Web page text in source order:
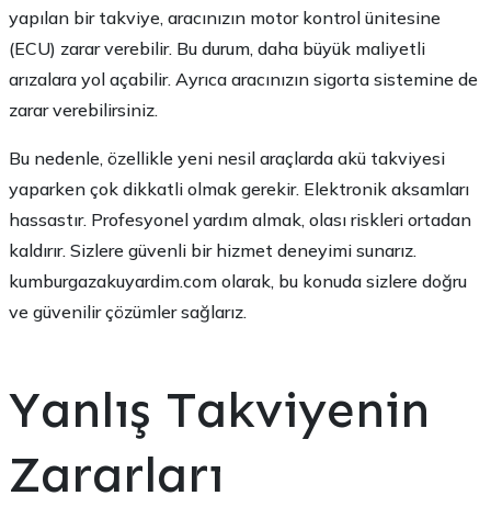
yapılan bir takviye, aracınızın motor kontrol ünitesine
(ECU) zarar verebilir. Bu durum, daha büyük maliyetli
arızalara yol açabilir. Ayrıca aracınızın sigorta sistemine de
zarar verebilirsiniz.
Bu nedenle, özellikle yeni nesil araçlarda akü takviyesi
yaparken çok dikkatli olmak gerekir. Elektronik aksamları
hassastır. Profesyonel yardım almak, olası riskleri ortadan
kaldırır. Sizlere güvenli bir hizmet deneyimi sunarız.
kumburgazakuyardim.com olarak, bu konuda sizlere doğru
ve güvenilir çözümler sağlarız.
Yanlış Takviyenin
Zararları